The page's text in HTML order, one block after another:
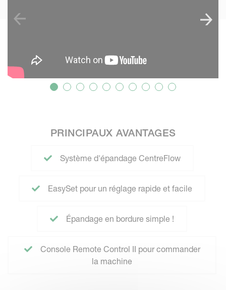
PRINCIPAUX AVANTAGES
Système d'épandage CentreFlow
EasySet pour un réglage rapide et facile
Épandage en bordure simple !
Console Remote Control II pour commander
la machine